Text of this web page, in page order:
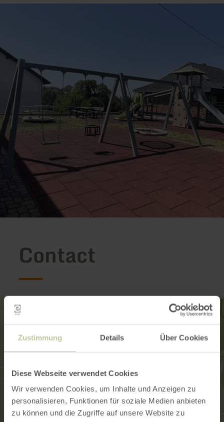
Zustimmung Details Über Cookies
Diese Webseite verwendet Cookies
Wir verwenden Cookies, um Inhalte und Anzeigen zu
personalisieren, Funktionen für soziale Medien anbieten
zu können und die Zugriffe auf unsere Website zu
Contact